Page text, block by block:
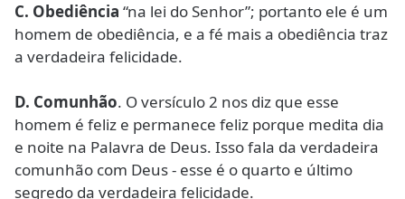
C. Obediência “na lei do Senhor”; portanto ele é um
homem de obediência, e a fé mais a obediência traz
a verdadeira felicidade.
D. Comunhão. O versículo 2 nos diz que esse
homem é feliz e permanece feliz porque medita dia
e noite na Palavra de Deus. Isso fala da verdadeira
comunhão com Deus - esse é o quarto e último
segredo da verdadeira felicidade.